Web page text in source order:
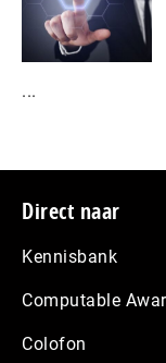
...
Footer
Direct naar
Kennisbank
Computable
Colofon